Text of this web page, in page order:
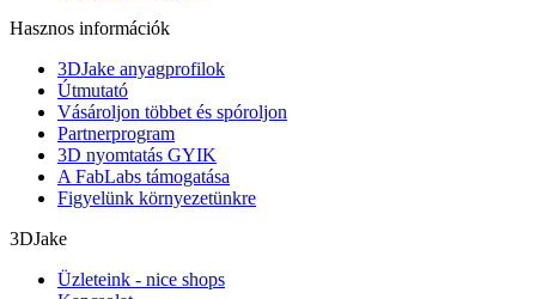
Hasznos információk
3DJake anyagprofilok
Útmutató
Vásároljon többet és spóroljon
Partnerprogram
3D nyomtatás GYIK
A FabLabs támogatása
Figyelünk környezetünkre
3DJake
Üzleteink - nice shops